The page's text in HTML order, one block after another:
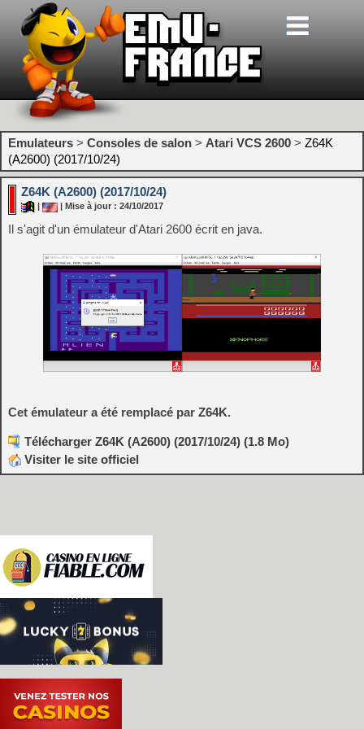
Emulateurs > Consoles de salon > Atari VCS 2600 > Z64K
(A2600) (2017/10/24)
Z64K (A2600) (2017/10/24)
| Mise à jour : 24/10/2017
Il s'agit d'un émulateur d'Atari 2600 écrit en java.
Cet émulateur a été remplacé par Z64K.
Télécharger Z64K (A2600) (2017/10/24) (1.8 Mo)
Visiter le site officiel